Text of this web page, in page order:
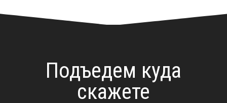
Подъедем куда
скажете